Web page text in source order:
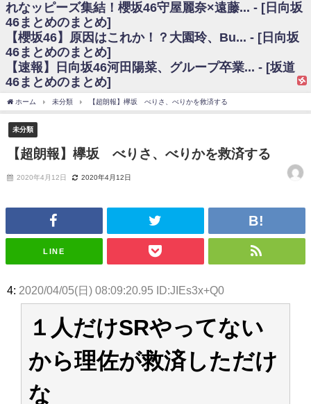
乃木坂46アンテナ / 【櫻坂46】ミーグリで喧嘩！？山下瞳月、これはマジ
ギレしてる
乃木坂あんてな ～乃木坂46・欅坂46・日向坂46のニュース・情報・話題
をピックアップ / れなッピーズ集結！櫻坂46守屋麗奈×遠藤理子、8/6「ラヴィ
ット！」水曜スタジオ出演決定
日向坂46まとめのまとめ / 【日向坂46】富田鈴花、次の事務所が決まって
そう！？
日向坂46まとめのまとめ / 【日向坂46】富田鈴花、次の事務所が決まって
そう！？
ハ！』ミーグリ日程がこちら
乃木坂あんてな ～乃木坂46・欅坂46・日向坂46のニュース・情報・話題
をピックアップ / 日向坂46卒業後初共演！佐々木久美さん、師匠オードリー若
欅坂46/日向坂46まとめのまとめ / 『anan』の表紙の櫻坂46さん、多様性
欅坂46/日向坂46まとめのまとめ / 日向坂46より重大発表！！！！
日向坂46まとめのまとめ / 【朗報】増田三莉音さんの生足
wwwwwwwwwwww
日向坂46まとめのまとめ / 筒井あやめ、アレをチラリ。こういう偶然の方
これも素晴らしい
日向坂46まとめのまとめ / これから彼氏と行為する直前の賀喜遥香、やば
アイドル – ぷぅアンテナ / 「乃木坂46ののぎおび⊿」北野日奈子が生配
信！【2022.3.22 17:15〜 SHOWROOM】
アイドル – ぷぅアンテナ / 【乃木坂46】井上和の『なぎおはぎ』って こん
れなッピーズ集結！櫻坂46守屋麗奈×遠藤... - [日向坂
46まとめのまとめ]
【櫻坂46】原因はこれか！？大園玲、Bu... - [日向坂
46まとめのまとめ]
【速報】日向坂46河田陽菜、グループ卒業... - [坂道
46まとめのまとめ]
ホーム 未分類 【超朗報】欅坂 べりさ、べりかを救済する
未分類
【超朗報】欅坂 べりさ、べりかを救済する
2020年4月12日 2020年4月12日
LINE
4: 2020/04/05(日) 08:09:20.95 ID:JIEs3x+Q0
１人だけSRやってない
から理佐が救済しただけ
な